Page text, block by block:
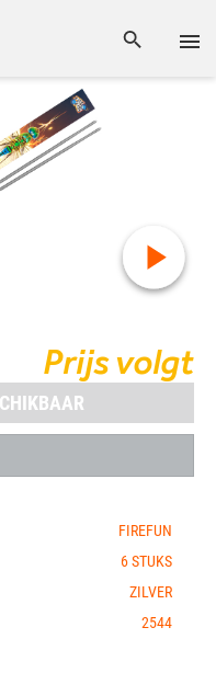
Prijs volgt
FIREFUN
6 STUKS
ZILVER
2544